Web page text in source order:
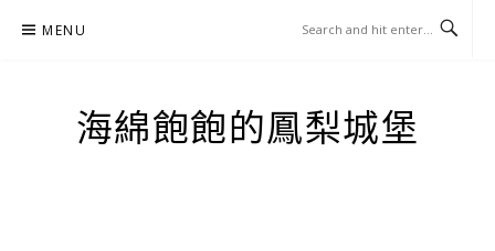
MENU
海綿飽飽的鳳梨城堡